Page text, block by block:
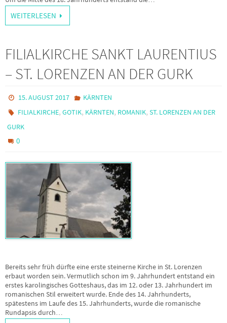
WEITERLESEN
FILIALKIRCHE SANKT LAURENTIUS
– ST. LORENZEN AN DER GURK
15. AUGUST 2017
KÄRNTEN
FILIALKIRCHE,GOTIK, KÄRNTEN, ROMANIK,ST. LORENZEN AN DER
GURK
0
Bereits sehr früh dürfte eine erste steinerne Kirche in St. Lorenzen
erbaut worden sein. Vermutlich schon im 9. Jahrhundert entstand ein
erstes karolingisches Gotteshaus, das im 12. oder 13. Jahrhundert im
romanischen Stil erweitert wurde. Ende des 14. Jahrhunderts,
spätestens im Laufe des 15. Jahrhunderts, wurde die romanische
Rundapsis durch…